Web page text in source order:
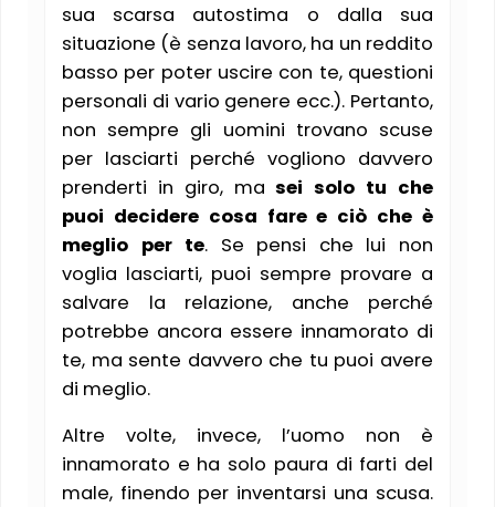
sua scarsa autostima o dalla sua
situazione (è senza lavoro, ha un reddito
basso per poter uscire con te, questioni
personali di vario genere ecc.). Pertanto,
non sempre gli uomini trovano scuse
per lasciarti perché vogliono davvero
prenderti in giro, masei solo tu che
puoi decidere cosa fare e ciò che è
meglio per te. Se pensi che lui non
voglia lasciarti, puoi sempre provare a
salvare la relazione, anche perché
potrebbe ancora essere innamorato di
te, ma sente davvero che tu puoi avere
di meglio.
Altre volte, invece, l’uomo non è
innamorato e ha solo paura di farti del
male, finendo per inventarsi una scusa.